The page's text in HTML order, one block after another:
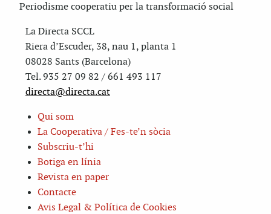
Periodisme cooperatiu per la transformació social
La Directa SCCL
Riera d’Escuder, 38, nau 1, planta 1
08028 Sants (Barcelona)
Tel. 935 27 09 82 / 661 493 117
directa@directa.cat
Qui som
La Cooperativa / Fes-te’n sòcia
Subscriu-t’hi
Botiga en línia
Revista en paper
Contacte
Avis Legal & Política de Cookies